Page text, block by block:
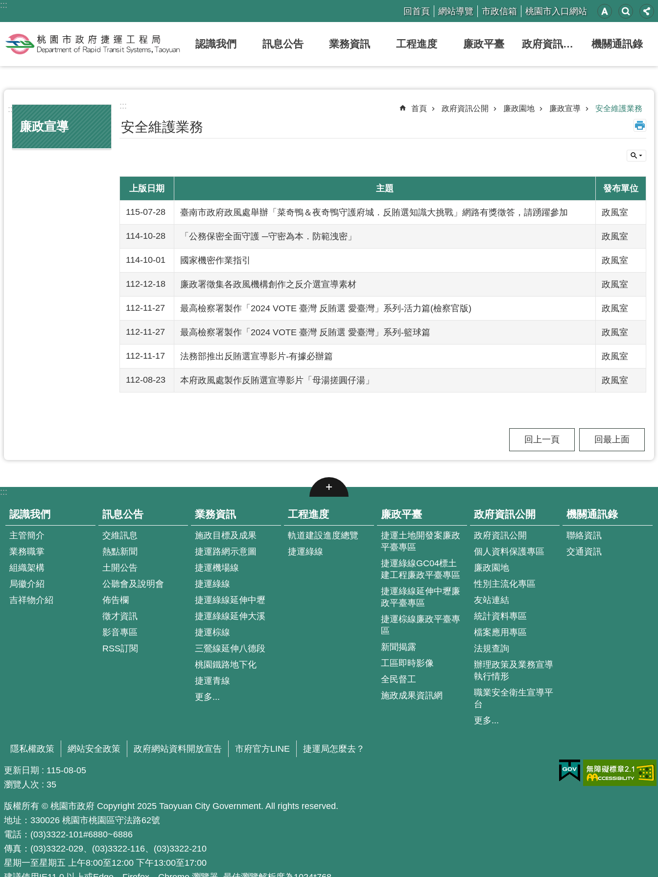
跳到主要內容區塊
:::
回首頁 網站導覽 市政信箱 桃園市入口網站
認識我們 訊息公告 業務資訊 工程進度 廉政平臺 政府資訊公開 機關通訊錄
:::
廉政宣導
::: 首頁 政府資訊公開 廉政園地 廉政宣導 安全維護業務
安全維護業務
上版日期 主題 發布單位
115-07-28 臺南市政府政風處舉辦「菜奇鴨＆夜奇鴨守護府城．反賄選知識大挑戰」網路有獎徵答，請踴躍參加 政風室
114-10-28 「公務保密全面守護 ─守密為本．防範洩密」 政風室
114-10-01 國家機密作業指引 政風室
112-12-18 廉政署徵集各政風機構創作之反介選宣導素材 政風室
112-11-27 最高檢察署製作「2024 VOTE 臺灣 反賄選 愛臺灣」系列-活力篇(檢察官版) 政風室
112-11-27 最高檢察署製作「2024 VOTE 臺灣 反賄選 愛臺灣」系列-籃球篇 政風室
112-11-17 法務部推出反賄選宣導影片-有據必辦篇 政風室
112-08-23 本府政風處製作反賄選宣導影片「母湯搓圓仔湯」 政風室
回上一頁 回最上面
:::
認識我們
主管簡介
業務職掌
組織架構
局徽介紹
吉祥物介紹
訊息公告
交維訊息
熱點新聞
土開公告
公聽會及說明會
佈告欄
徵才資訊
影音專區
RSS訂閱
業務資訊
施政目標及成果
捷運路網示意圖
捷運機場線
捷運綠線
捷運綠線延伸中壢
捷運綠線延伸大溪
捷運棕線
三鶯線延伸八德段
桃園鐵路地下化
捷運青線
更多...
工程進度
軌道建設進度總覽
捷運綠線
廉政平臺
捷運土地開發案廉政
平臺專區
捷運綠線GC04標土
建工程廉政平臺專區
捷運綠線延伸中壢廉
政平臺專區
捷運棕線廉政平臺專
區
新聞揭露
工區即時影像
全民督工
施政成果資訊網
政府資訊公開
政府資訊公開
個人資料保護專區
廉政園地
性別主流化專區
友站連結
統計資料專區
檔案應用專區
法規查詢
辦理政策及業務宣導
執行情形
職業安全衛生宣導平
台
更多...
機關通訊錄
聯絡資訊
交通資訊
隱私權政策 網站安全政策 政府網站資料開放宣告 市府官方LINE 捷運局怎麼去？
更新日期
115-08-05
瀏覽人次
35
版權所有 © 桃園市政府 Copyright 2025 Taoyuan City Government. All rights reserved.
地址：330026 桃園市桃園區守法路62號
電話：(03)3322-101#6880~6886
傳真：(03)3322-029、(03)3322-116、(03)3322-210
星期一至星期五 上午8:00至12:00 下午13:00至17:00